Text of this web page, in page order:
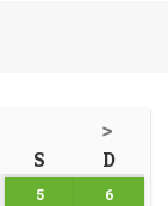
>
S D
5 6